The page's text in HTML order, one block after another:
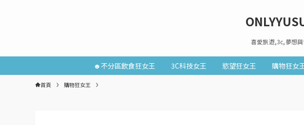
喜愛旅遊,3c,夢想
☻不分區飲食狂女王 3C科技女王 慾望狂女王 購物狂女
首頁 購物狂女王